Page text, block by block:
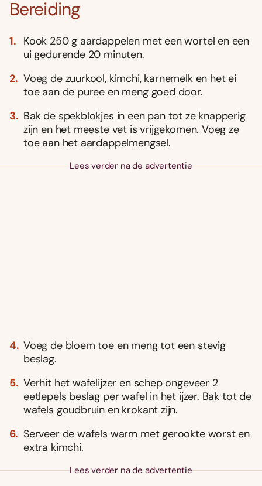
Bereiding
Kook 250 g aardappelen met een wortel en een
ui gedurende 20 minuten.
Voeg de zuurkool, kimchi, karnemelk en het ei
toe aan de puree en meng goed door.
Bak de spekblokjes in een pan tot ze knapperig
zijn en het meeste vet is vrijgekomen. Voeg ze
toe aan het aardappelmengsel.
Lees verder na de advertentie
Voeg de bloem toe en meng tot een stevig
beslag.
Verhit het wafelijzer en schep ongeveer 2
eetlepels beslag per wafel in het ijzer. Bak tot de
wafels goudbruin en krokant zijn.
Serveer de wafels warm met gerookte worst en
extra kimchi.
Lees verder na de advertentie